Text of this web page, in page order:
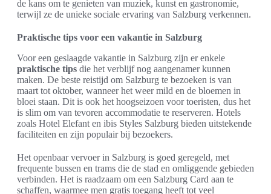
de kans om te genieten van muziek, kunst en gastronomie,
terwijl ze de unieke sociale ervaring van Salzburg verkennen.
Praktische tips voor een vakantie in Salzburg
Voor een geslaagde vakantie in Salzburg zijn er enkele
praktische tips die het verblijf nog aangenamer kunnen
maken. De beste reistijd om Salzburg te bezoeken is van
maart tot oktober, wanneer het weer mild en de bloemen in
bloei staan. Dit is ook het hoogseizoen voor toeristen, dus het
is slim om van tevoren accommodatie te reserveren. Hotels
zoals Hotel Elefant en ibis Styles Salzburg bieden uitstekende
faciliteiten en zijn populair bij bezoekers.
Het openbaar vervoer in Salzburg is goed geregeld, met
frequente bussen en trams die de stad en omliggende gebieden
verbinden. Het is raadzaam om een Salzburg Card aan te
schaffen, waarmee men gratis toegang heeft tot veel